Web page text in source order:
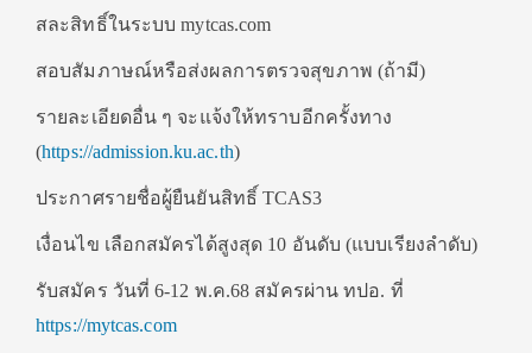
สละสิทธิ์ในระบบ mytcas.com
สอบสัมภาษณ์หรือส่งผลการตรวจสุขภาพ (ถ้ามี)
รายละเอียดอื่น ๆ จะแจ้งให้ทราบอีกครั้งทาง
(https://admission.ku.ac.th)
ประกาศรายชื่อผู้ยืนยันสิทธิ์ TCAS3
เงื่อนไข เลือกสมัครได้สูงสุด 10 อันดับ (แบบเรียงลำดับ)
รับสมัคร วันที่ 6-12 พ.ค.68 สมัครผ่าน ทปอ. ที่
https://mytcas.com